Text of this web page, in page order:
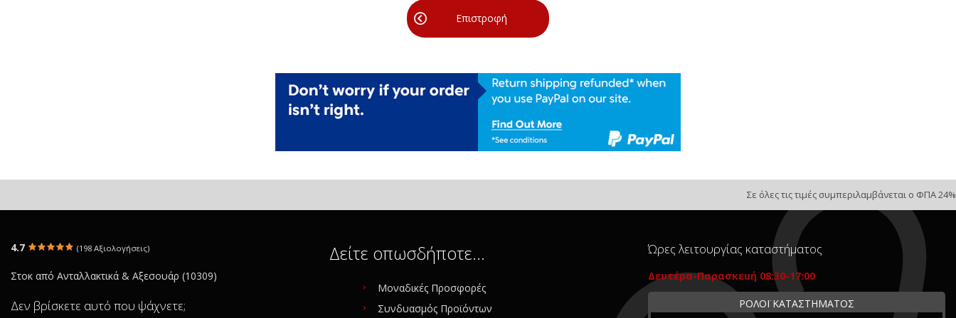
Επιστροφή
Σε όλες τις τιμές συμπεριλαμβάνεται ο ΦΠΑ 24%
4.7 (198 Αξιολογήσεις)
Στοκ από Ανταλλακτικά & Αξεσουάρ (10309)
Δεν βρίσκετε αυτό που ψάχνετε;
Δείτε οπωσδήποτε…
Μοναδικές Προσφορές
Συνδυασμός Προϊόντων
Ώρες λειτουργίας καταστήματος
Δευτέρα-Παρασκευή 08:30-17:00
ΡΟΛΟΪ ΚΑΤΑΣΤΗΜΑΤΟΣ